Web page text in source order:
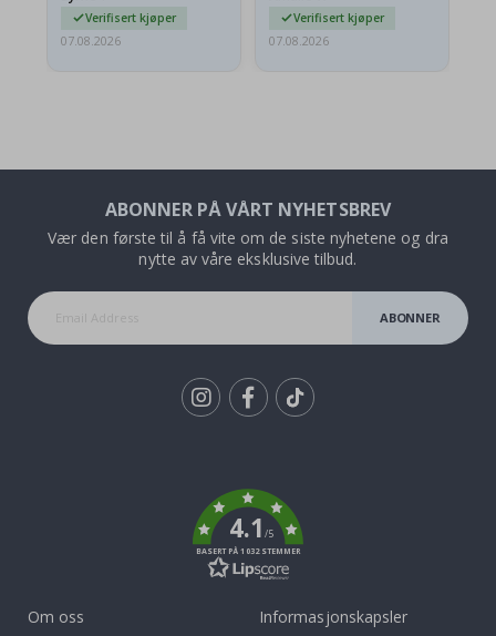
Verifisert kjøper
07.08.2026
Verifisert kjøper
07.08.2026
ABONNER PÅ VÅRT NYHETSBREV
Vær den første til å få vite om de siste nyhetene og dra
nytte av våre eksklusive tilbud.
ABONNER
4.1/5
BASERT PÅ 1032 STEMMER
Om oss
Informasjonskapsler